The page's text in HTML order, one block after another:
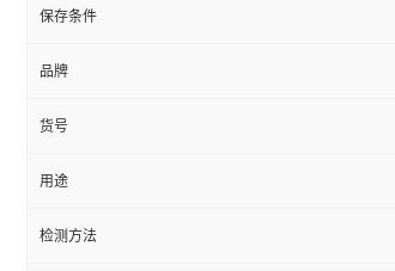
保存条件
品牌
货号
用途
检测方法